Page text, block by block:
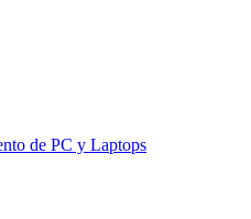
de PC y Laptops